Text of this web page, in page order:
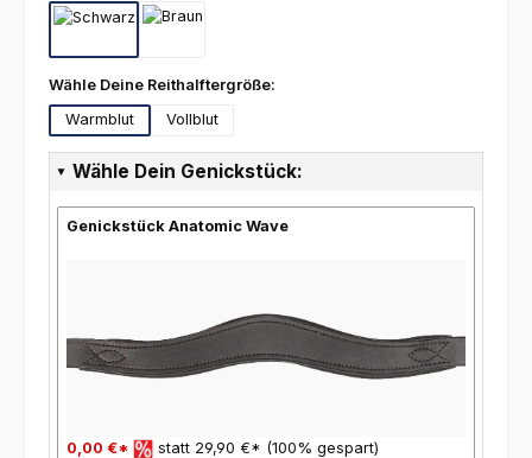
Wähle Deine Reithalftergröße:
Warmblut
Vollblut
Wähle Dein Genickstück:
Genickstück Anatomic Wave
0,00 €* statt 29,90 €* (100% gespart)